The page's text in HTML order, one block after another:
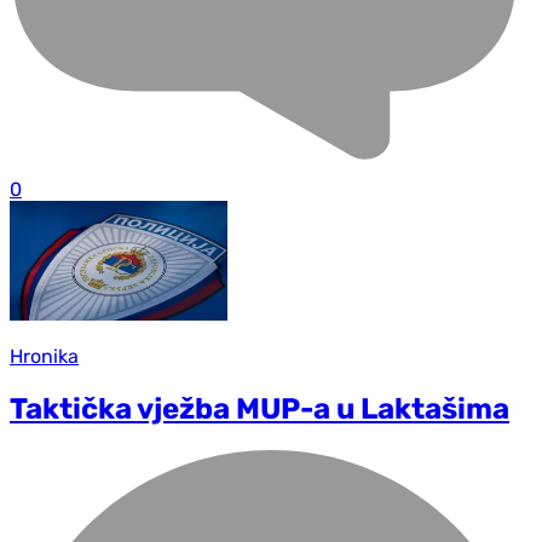
0
Hronika
Taktička vježba MUP-a u Laktašima